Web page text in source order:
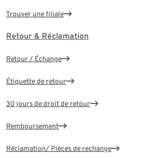
Trouver une filiale
Retour & Réclamation
Retour / Échange
Étiquette de retour
30 jours de droit de retour
Remboursement
Réclamation/ Pièces de rechange